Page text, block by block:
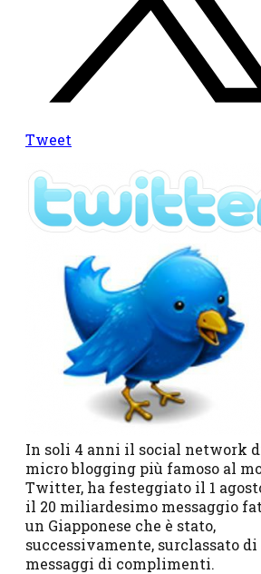
Tweet
In soli 4 anni il social network
micro blogging più famoso al
Twitter, ha festeggiato il 1
il 20 miliardesimo messaggio
un Giapponese che è stato,
successivamente, surclassato di
messaggi di complimenti.